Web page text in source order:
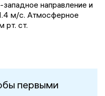
направление и
м/с. Атмосферное
рт. ст.
первыми